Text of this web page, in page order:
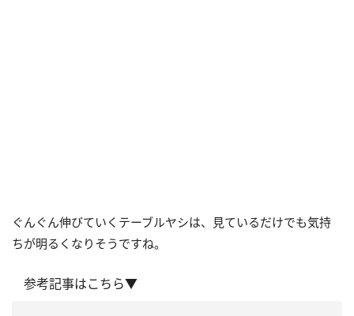
ぐんぐん伸びていくテーブルヤシは、見ているだけでも気持
ちが明るくなりそうですね。
参考記事はこちら▼